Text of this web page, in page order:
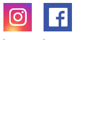
.
.